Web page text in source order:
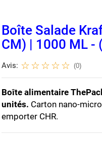
Boîte Salade
CM) | 1000 ML -
Avis: (0)
Boîte alimentaire
unités. Carton nano-
emporter CHR.